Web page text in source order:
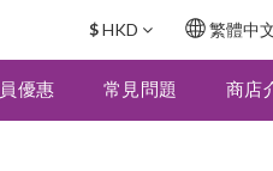
$HKD 繁體中
優惠 常見問題 商店